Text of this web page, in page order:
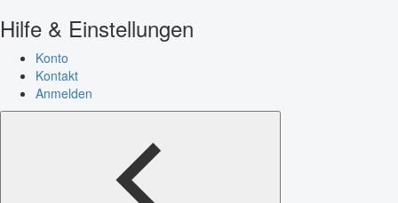
Hilfe & Einstellungen
Konto
Kontakt
Anmelden